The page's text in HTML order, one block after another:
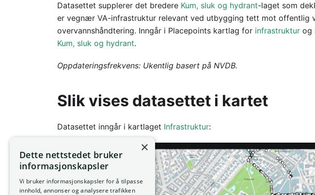
Datasettet supplerer det bredere Kum, sluk og hydrant-laget som
er vegnær VA-infrastruktur relevant ved utbygging tett mot offentlig
overvannshåndtering. Inngår i Placepoints kartlag for infrastruktur og
Kum, sluk og hydrant.
Oppdateringsfrekvens: Ukentlig basert på NVDB.
Slik vises datasettet i kartet
Datasettet inngår i kartlaget Infrastruktur:
×
Dette nettstedet bruker
informasjonskapsler
Vi bruker informasjonskapsler for å tilpasse
innhold, annonser og analysere trafikken